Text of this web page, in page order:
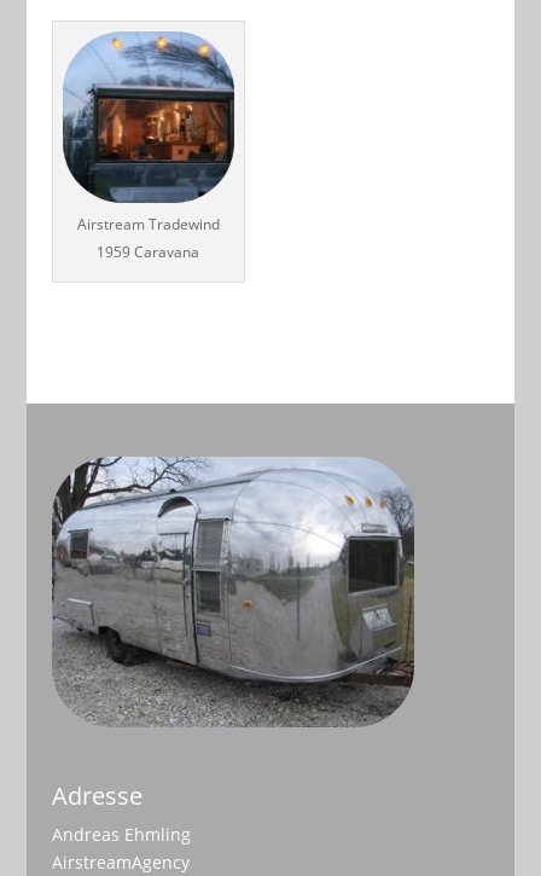
Airstream Tradewind
1959 Caravana
Adresse
Andreas Ehmling
AirstreamAgency